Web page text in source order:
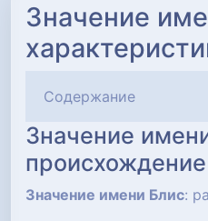
Значение
Содержание
Значение
происхождение
Значение имени Блис: